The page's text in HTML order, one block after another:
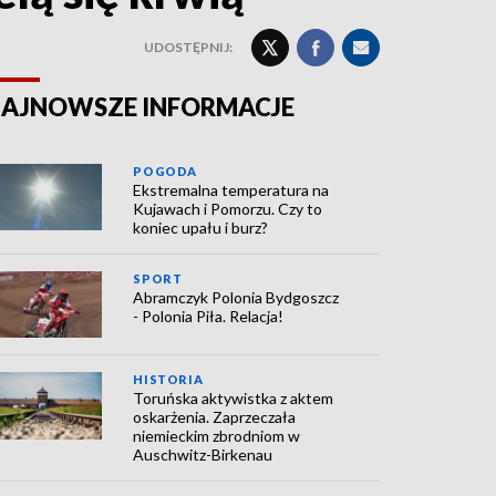
UDOSTĘPNIJ:
INFORMACJE
POGODA
Ekstremalna temperatura na
Kujawach i Pomorzu. Czy to
koniec upału i burz?
SPORT
Abramczyk Polonia Bydgoszcz
- Polonia Piła. Relacja!
HISTORIA
Toruńska aktywistka z aktem
oskarżenia. Zaprzeczała
niemieckim zbrodniom w
Auschwitz-Birkenau